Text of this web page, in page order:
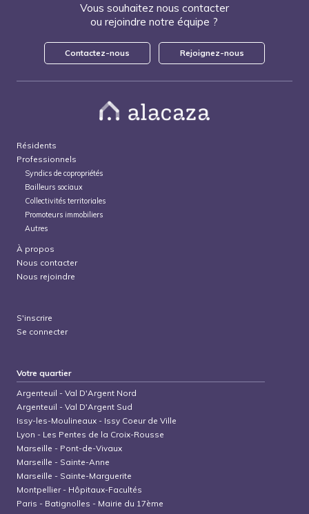
Vous souhaitez nous contacter
ou rejoindre notre équipe ?
Contactez-nous Rejoignez-nous
Résidents
Professionnels
Syndics de copropriétés
Bailleurs sociaux
Collectivités territoriales
Promoteurs immobiliers
Autres
À propos
Nous contacter
Nous rejoindre
S'inscrire
Se connecter
Votre quartier
Argenteuil -Val D'Argent Nord
Argenteuil -Val D'Argent Sud
Issy-les-Moulineaux - Issy Coeur de Ville
Lyon - Les Pentes de la Croix-Rousse
Marseille - Pont-de-Vivaux
Marseille - Sainte-Anne
Marseille - Sainte-Marguerite
Montpellier- Hôpitaux-Facultés
Paris - Batignolles - Mairie du 17ème